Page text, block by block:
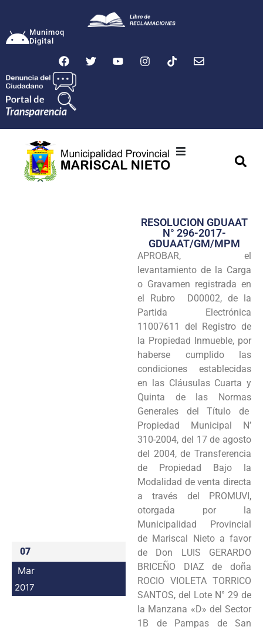
Munimoq
Digital
Transparencia
Seguridad
Programas
Intranet
07
Mar
2017
RESOLUCION GDUAAT
N° 296-2017-
GDUAAT/GM/MPM
APROBAR, el
levantamiento de la Carga
o Gravamen registrada en
el Rubro D00002, de la
Partida Electrónica
11007611 del Registro de
la Propiedad Inmueble, por
haberse cumplido las
condiciones establecidas
en las Cláusulas Cuarta y
Quinta de las Normas
Generales del Título de
Propiedad Municipal N’
310-2004, del 17 de agosto
del 2004, de Transferencia
de Propiedad Bajo la
Modalidad de venta directa
a través del PROMUVI,
otorgada por la
Municipalidad Provincial
de Mariscal Nieto a favor
de Don LUIS GERARDO
BRICEÑO DIAZ de doña
ROCIO VIOLETA TORRICO
SANTOS, del Lote N° 29 de
la Manzana «D» del Sector
1B de Pampas de San